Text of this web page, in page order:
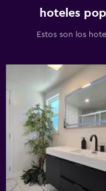
hoteles
Estos son los